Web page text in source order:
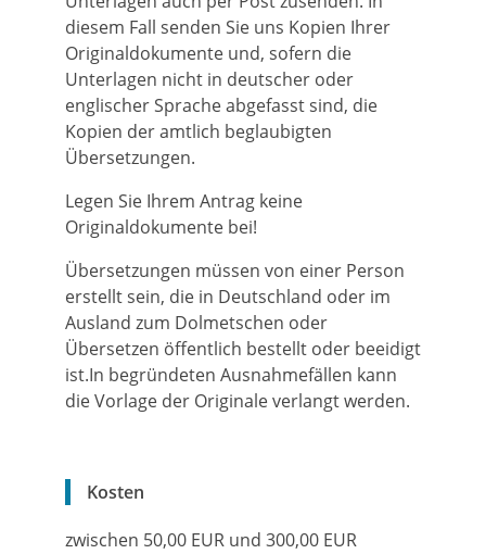
diesem Fall senden Sie uns Kopien Ihrer
Originaldokumente und, sofern die
Unterlagen nicht in deutscher oder
englischer Sprache abgefasst sind, die
Kopien der amtlich beglaubigten
Übersetzungen.
Legen Sie Ihrem Antrag keine
Originaldokumente bei!
Übersetzungen müssen von einer Person
erstellt sein, die in Deutschland oder im
Ausland zum Dolmetschen oder
Übersetzen öffentlich bestellt oder beeidigt
ist.In begründeten Ausnahmefällen kann
die Vorlage der Originaleverlangt werden.
Kosten
zwischen 50,00 EUR und 300,00 EUR